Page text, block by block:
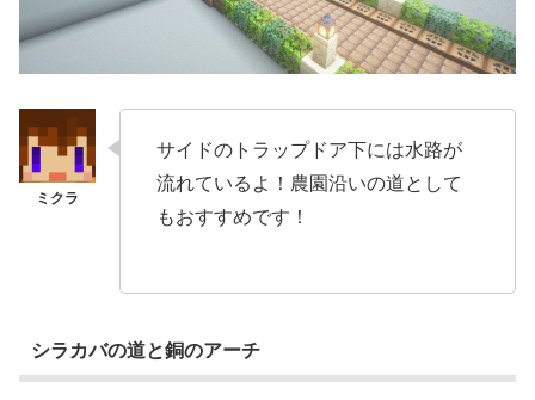
サイドのトラップドア下には水路が
流れているよ！農園沿いの道として
もおすすめです！
シラカバの道と銅のアーチ